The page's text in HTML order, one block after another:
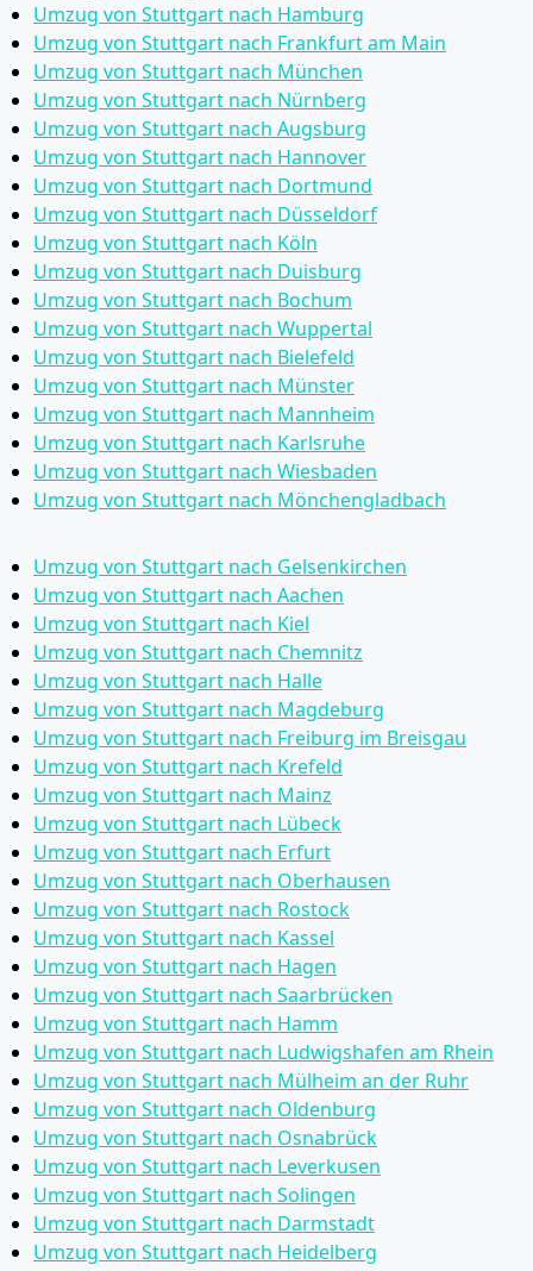
Umzug von Stuttgart nach Hamburg
Umzug von Stuttgart nach Frankfurt am Main
Umzug von Stuttgart nach München
Umzug von Stuttgart nach Nürnberg
Umzug von Stuttgart nach Augsburg
Umzug von Stuttgart nach Hannover
Umzug von Stuttgart nach Dortmund
Umzug von Stuttgart nach Düsseldorf
Umzug von Stuttgart nach Köln
Umzug von Stuttgart nach Duisburg
Umzug von Stuttgart nach Bochum
Umzug von Stuttgart nach Wuppertal
Umzug von Stuttgart nach Bielefeld
Umzug von Stuttgart nach Münster
Umzug von Stuttgart nach Mannheim
Umzug von Stuttgart nach Karlsruhe
Umzug von Stuttgart nach Wiesbaden
Umzug von Stuttgart nach Mönchen­gladbach
Umzug von Stuttgart nach Gelsenkirchen
Umzug von Stuttgart nach Aachen
Umzug von Stuttgart nach Kiel
Umzug von Stuttgart nach Chemnitz
Umzug von Stuttgart nach Halle
Umzug von Stuttgart nach Magdeburg
Umzug von Stuttgart nach Freiburg im Breisgau
Umzug von Stuttgart nach Krefeld
Umzug von Stuttgart nach Mainz
Umzug von Stuttgart nach Lübeck
Umzug von Stuttgart nach Erfurt
Umzug von Stuttgart nach Oberhausen
Umzug von Stuttgart nach Rostock
Umzug von Stuttgart nach Kassel
Umzug von Stuttgart nach Hagen
Umzug von Stuttgart nach Saarbrücken
Umzug von Stuttgart nach Hamm
Umzug von Stuttgart nach Ludwigshafen am Rhein
Umzug von Stuttgart nach Mülheim an der Ruhr
Umzug von Stuttgart nach Oldenburg
Umzug von Stuttgart nach Osnabrück
Umzug von Stuttgart nach Leverkusen
Umzug von Stuttgart nach Solingen
Umzug von Stuttgart nach Darmstadt
Umzug von Stuttgart nach Heidelberg